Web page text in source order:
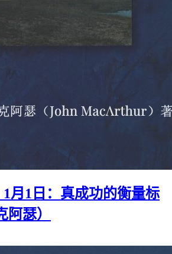
1月1日：真成功的衡量标
阿瑟）